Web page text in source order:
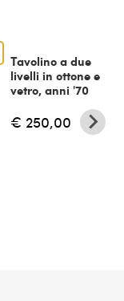
Tavolino a due
livelli in ottone e
vetro, anni '70
€ 250,00